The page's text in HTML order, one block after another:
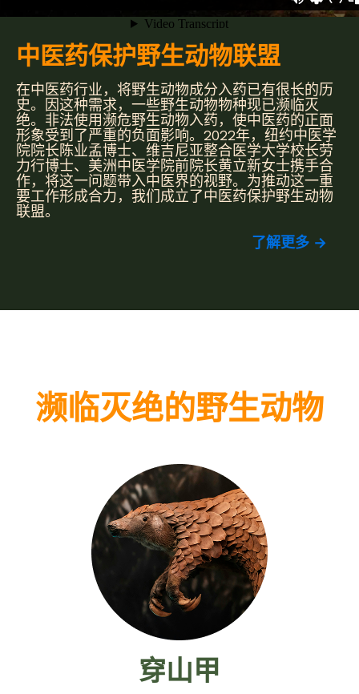
中医药保护野生动物联盟
在中医药行业，将野生动物成分入药已有很长的历
史。因这种需求，一些野生动物物种现已濒临灭
绝。非法使用濒危野生动物入药，使中医药的正面
形象受到了严重的负面影响。2022年，纽约中医学
院院长陈业孟博士、维吉尼亚整合医学大学校长劳
力行博士、美洲中医学院前院长黄立新女士携手合
作，将这一问题带入中医界的视野。为推动这一重
要工作形成合力，我们成立了中医药保护野生动物
联盟。
了解更多 →
濒临灭绝的野生动物
穿山甲